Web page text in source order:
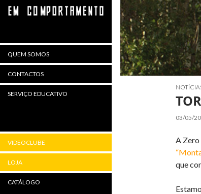
03/05/
A Zero
que
QUEM SOMOS
CONTACTOS
SERVIÇO EDUCATIVO
VIDEOCLUBE
LOJA
CATÁLOGO